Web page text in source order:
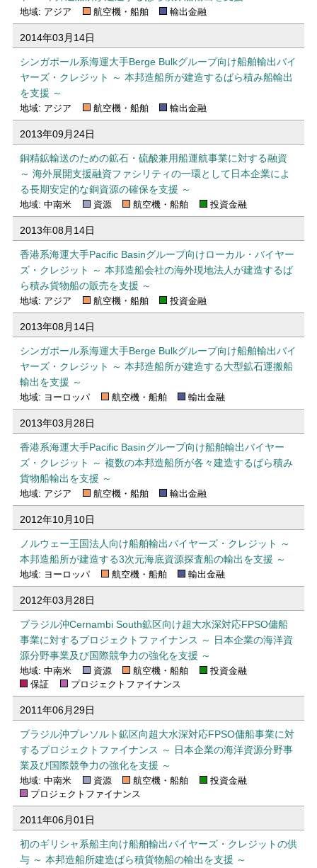
地域: アジア 航空機・船舶 輸出金融
2014年03月14日
シンガポール系海運大手Berge Bulkグループ向け船舶輸出バイ
ヤーズ・クレジット ～ 本邦造船所が建造するばら積み船輸出
を支援 ～
地域: アジア 航空機・船舶 輸出金融
2013年09月24日
銅精鉱輸送のための鉱石・硫酸兼用船運航事業に対する融資
～ 海外展開支援融資ファシリティの一環として日本企業によ
る長期安定的な銅資源の確保を支援 ～
地域: 中南米 資源 航空機・船舶 投資金融
2013年08月14日
香港系海運大手Pacific Basinグループ向けローカル・バイヤー
ズ・クレジット ～ 本邦造船会社の海外現地法人が建造するば
ら積み貨物船の販売を支援 ～
地域: アジア 航空機・船舶 投資金融
2013年08月14日
シンガポール系海運大手Berge Bulkグループ向け船舶輸出バイ
ヤーズ・クレジット ～ 本邦造船所が建造する大型鉱石運搬船
輸出を支援 ～
地域: ヨーロッパ 航空機・船舶 輸出金融
2013年03月28日
香港系海運大手Pacific Basinグループ向け船舶輸出バイヤー
ズ・クレジット ～ 複数の本邦造船所が各々建造するばら積み
貨物船輸出を支援 ～
地域: アジア 航空機・船舶 輸出金融
2012年10月10日
ノルウェー王国法人向け船舶輸出バイヤーズ・クレジット ～
本邦造船所が建造する3次元海底資源探査船の輸出を支援 ～
地域: ヨーロッパ 航空機・船舶 輸出金融
2012年03月28日
ブラジル沖Cernambi South鉱区向け超大水深対応FPSO傭船
事業に対するプロジェクトファイナンス ～ 日本企業の海洋資
源分野事業及び国際競争力の強化を支援 ～
地域: 中南米 資源 航空機・船舶
投資金融
保証
プロジェクトファイナンス
2011年06月29日
ブラジル沖プレソルト鉱区向超大水深対応FPSO傭船事業に対
するプロジェクトファイナンス ～ 日本企業の海洋資源分野事
業及び国際競争力の強化を支援 ～
地域: 中南米 資源 航空機・船舶
投資金融
プロジェクトファイナンス
2011年06月01日
初のギリシャ系船主向け船舶輸出バイヤーズ・クレジットの供
与 ～ 本邦造船所建造ばら積貨物船の輸出を支援 ～